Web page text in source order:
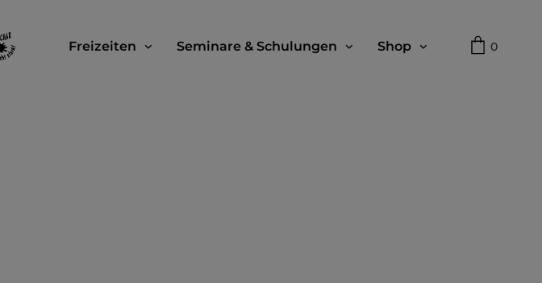
Freizeiten Seminare & Schulungen Shop 0